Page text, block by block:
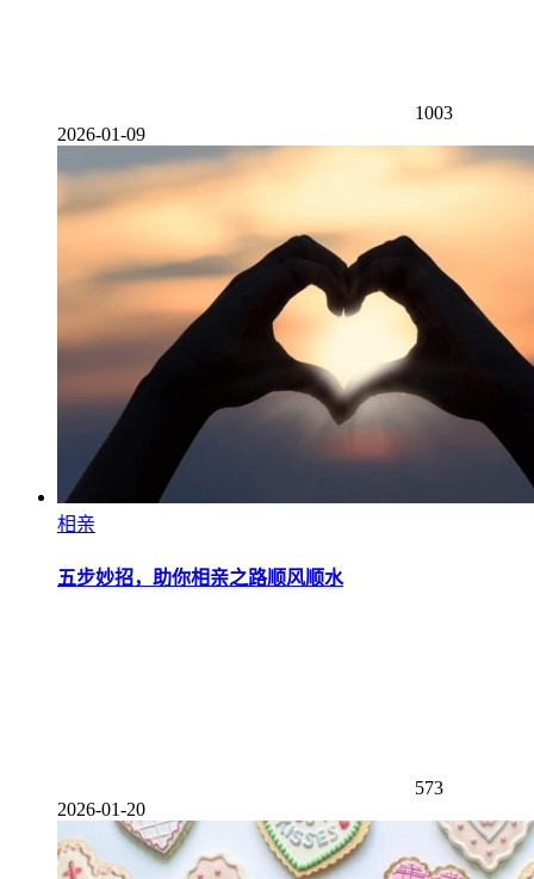
1003
2026-01-09
相亲
五步妙招，助你相亲之路顺风顺水
573
2026-01-20